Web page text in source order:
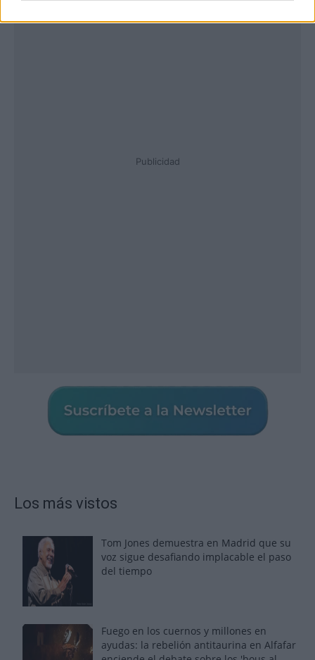
Publicidad
Los más vistos
Tom Jones demuestra en Madrid que su
voz sigue desafiando implacable el paso
del tiempo
Fuego en los cuernos y millones en
ayudas: la rebelión antitaurina en Alfafar